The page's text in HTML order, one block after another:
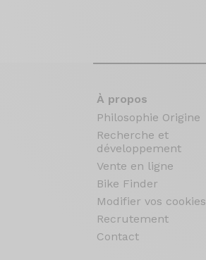
À propos
Philosophie Origine
Recherche et
développement
Vente en ligne
Bike Finder
Modifier vos cookies
Recrutement
Contact